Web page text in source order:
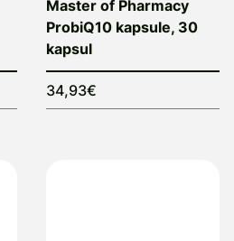
Master of Pharmacy
ProbiQ10 kapsule, 30
kapsul
34,93€